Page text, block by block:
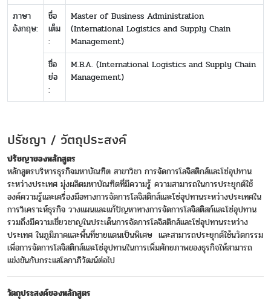
ภาษา
อังกฤษ:
ชื่อ
เต็ม
:
Master of Business Administration
(International Logistics and Supply Chain
Management)
ชื่อ
ย่อ
:
M.B.A. (International Logistics and Supply Chain
Management)
ปรัชญา / วัตถุประสงค์
ปรัชญาของหลักสูตร
หลักสูตรบริหารธุรกิจมหาบัณฑิต สาขาวิชา การจัดการโลจิสติกส์และโซ่อุปทาน
ระหว่างประเทศ มุ่งผลิตมหาบัณฑิตที่มีความรู้ ความสามารถในการประยุกต์ใช้
องค์ความรู้และเครื่องมือทางการจัดการโลจิสติกส์และโซ่อุปทานระหว่างประเทศใน
การวิเคราะห์ธุรกิจ วางแผนและแก้ปัญหาทางการจัดการโลจิสติสก์และโซ่อุปทาน
รวมถึงมีความเชี่ยวชาญในประเด็นการจัดการโลจิสติกส์และโซ่อุปทานระหว่าง
ประเทศ ในภูมิภาคและพื้นที่ชายแดนเป็นพิเศษ และสามารถประยุกต์ใช้นวัตกรรม
เพื่อการจัดการโลจิสติกส์และโซ่อุปทานในการเพิ่มศักยภาพของธุรกิจให้สามารถ
แข่งขันกับกระแสโลกาภิวัฒน์ต่อไป
วัตถุประสงค์ของหลักสูตร